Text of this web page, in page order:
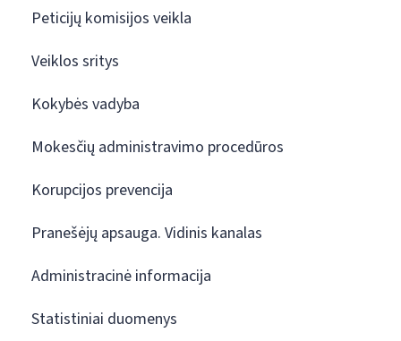
Peticijų komisijos veikla
Veiklos sritys
Kokybės vadyba
Mokesčių administravimo procedūros
Korupcijos prevencija
Pranešėjų apsauga. Vidinis kanalas
Administracinė informacija
Statistiniai duomenys